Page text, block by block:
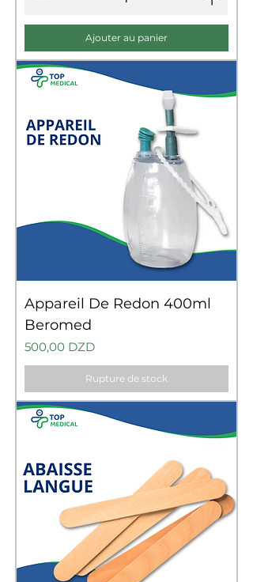
Ajouter au panier
Appareil De Redon 400ml
Beromed
Prix
500,00 DZD
Rupture de stock